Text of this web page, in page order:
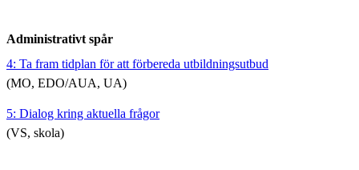
Administrativt spår
4: Ta fram tidplan för att förbereda utbildningsutbud
(MO, EDO/AUA, UA)
5: Dialog kring aktuella frågor
(VS, skola)